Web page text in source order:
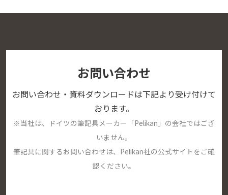
お問い合わせ
お問い合わせ・資料ダウンロードは下記より受け付けて
おります。
※当社は、ドイツの筆記具メーカー「Pelikan」の会社ではござ
いません。
筆記具に関するお問い合わせは、Pelikan社の公式サイトをご確
認ください。